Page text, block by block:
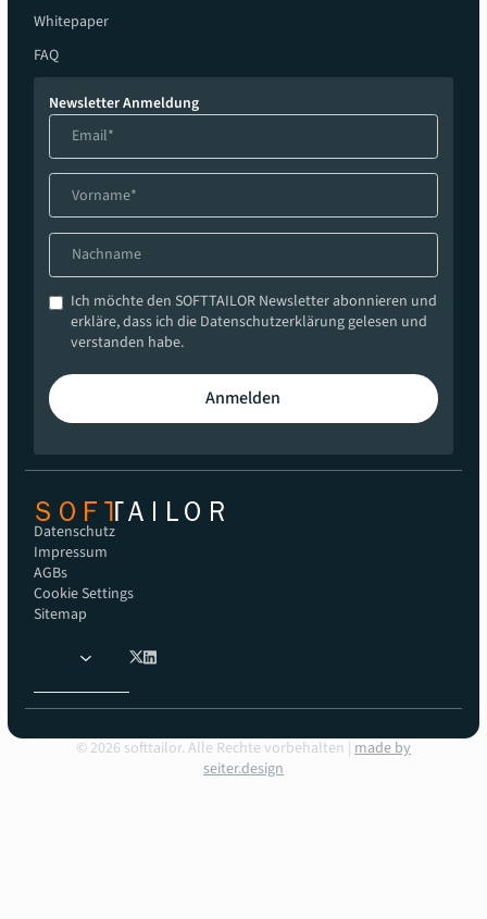
Whitepaper
FAQ
Newsletter Anmeldung
Ich möchte den SOFTTAILOR Newsletter abonnieren und
erkläre, dass ich die Datenschutzerklärung gelesen und
verstanden habe.
Anmelden
Datenschutz
Impressum
AGBs
Cookie Settings
Sitemap
DE
© 2026 softtailor. Alle Rechte vorbehalten | made by
seiter.design